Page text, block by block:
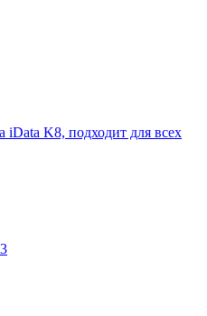
iData K8, подходит для всех